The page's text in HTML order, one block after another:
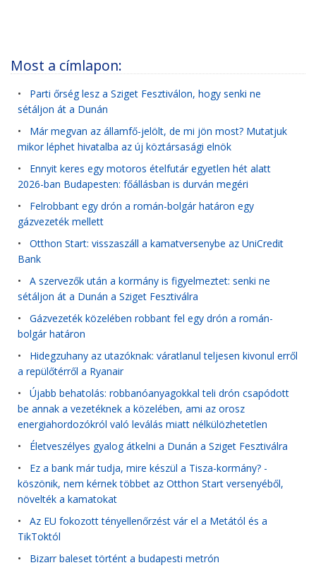
Most a címlapon:
• Parti őrség lesz a Sziget Fesztiválon, hogy senki ne
sétáljon át a Dunán
• Már megvan az államfő-jelölt, de mi jön most? Mutatjuk
mikor léphet hivatalba az új köztársasági elnök
• Ennyit keres egy motoros ételfutár egyetlen hét alatt
2026-ban Budapesten: főállásban is durván megéri
• Felrobbant egy drón a román-bolgár határon egy
gázvezeték mellett
• Otthon Start: visszaszáll a kamatversenybe az UniCredit
Bank
• A szervezők után a kormány is figyelmeztet: senki ne
sétáljon át a Dunán a Sziget Fesztiválra
• Gázvezeték közelében robbant fel egy drón a román-
bolgár határon
• Hidegzuhany az utazóknak: váratlanul teljesen kivonul erről
a repülőtérről a Ryanair
• Újabb behatolás: robbanóanyagokkal teli drón csapódott
be annak a vezetéknek a közelében, ami az orosz
energiahordozókról való leválás miatt nélkülözhetetlen
• Életveszélyes gyalog átkelni a Dunán a Sziget Fesztiválra
• Ez a bank már tudja, mire készül a Tisza-kormány? -
köszönik, nem kérnek többet az Otthon Start versenyéből,
növelték a kamatokat
• Az EU fokozott tényellenőrzést vár el a Metától és a
TikToktól
• Bizarr baleset történt a budapesti metrón